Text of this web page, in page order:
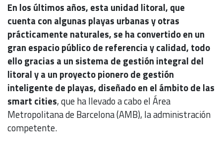
En los últimos años, esta unidad litoral, que
cuenta con algunas playas urbanas y otras
prácticamente naturales, se ha convertido en un
gran espacio público de referencia y calidad, todo
ello gracias a un sistema de gestión integral del
litoral y a un proyecto pionero de gestión
inteligente de playas, diseñado en el ámbito de las
smart cities, que ha llevado a cabo el Área
Metropolitana de Barcelona (AMB), la administración
competente.